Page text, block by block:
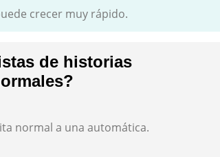
crecer muy rápido.
de historias
normal a una automática.